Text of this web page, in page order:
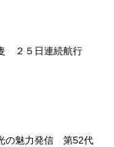
２５日連続航行
の魅力発信 第52代